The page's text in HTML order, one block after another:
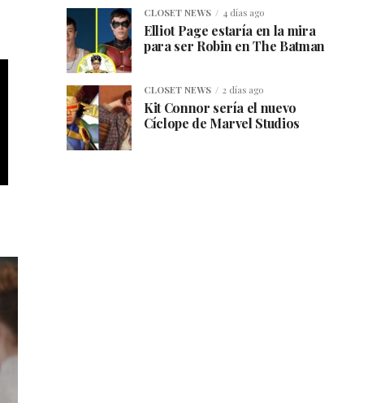
CLOSET NEWS 4 días ago
Elliot Page estaría en la mira
para ser Robin en The Batman
CLOSET NEWS 2 días ago
Kit Connor sería el nuevo
Cíclope de Marvel Studios